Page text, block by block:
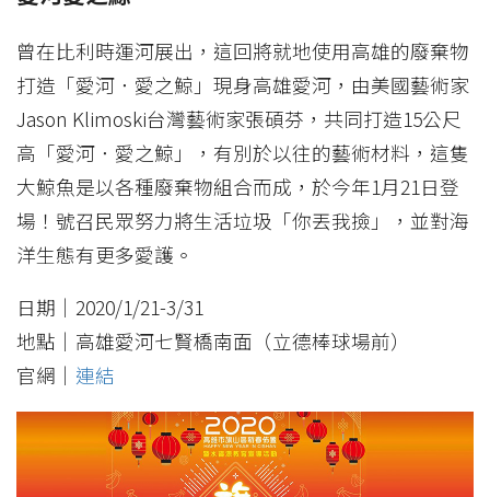
曾在比利時運河展出，這回將就地使用高雄的廢棄物
打造「愛河．愛之鯨」現身高雄愛河，由美國藝術家
Jason Klimoski台灣藝術家張碩芬，共同打造15公尺
高「愛河．愛之鯨」，有別於以往的藝術材料，這隻
大鯨魚是以各種廢棄物組合而成，於今年1月21日登
場！號召民眾努力將生活垃圾「你丟我撿」，並對海
洋生態有更多愛護。
日期｜2020/1/21-3/31
地點｜高雄愛河七賢橋南面（立德棒球場前）
官網｜ 連結